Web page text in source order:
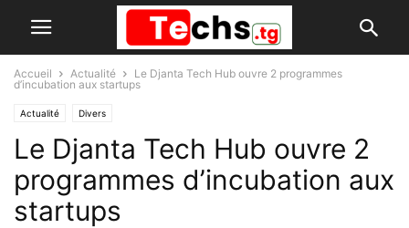
Accueil Actualité
Le Djanta Tech Hub ouvre 2 programmes
d’incubation aux startups
Actualité Divers
Le Djanta Tech Hub ouvre 2
programmes d’incubation aux
startups